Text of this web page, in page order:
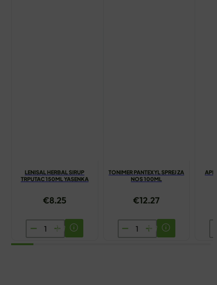
LENISAL HERBAL SIRUP
TRPUTAC 150ML YASENKA
€8.25
LENISAL
HERBAL
TONIMER PANTEXYL SPREJ ZA
NOS 100ML
€12.27
TONIMER
PANTEXYL